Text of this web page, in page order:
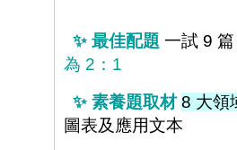
✨ 最佳配題 一試 9
為 2：1
✨ 素養題取材 8 大領
圖表及應用文本